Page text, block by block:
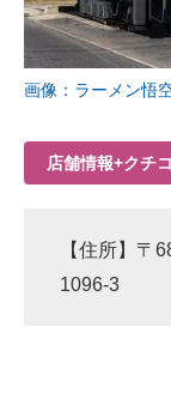
画像：ラーメン悟
店舗情報+クチ
【住所】〒
1096-3